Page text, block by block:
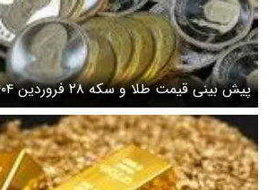
پیش بینی قیمت طلا و سکه ۲۸ فروردین ۱۴۰۴